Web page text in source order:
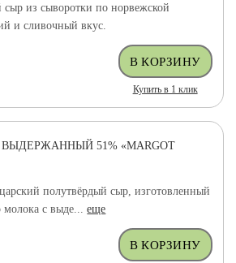
из сыворотки по норвежской
и сливочный вкус.
Купить в 1 клик
51% «MARGOT
полутвёрдый сыр, изготовленный
молока с выде...еще